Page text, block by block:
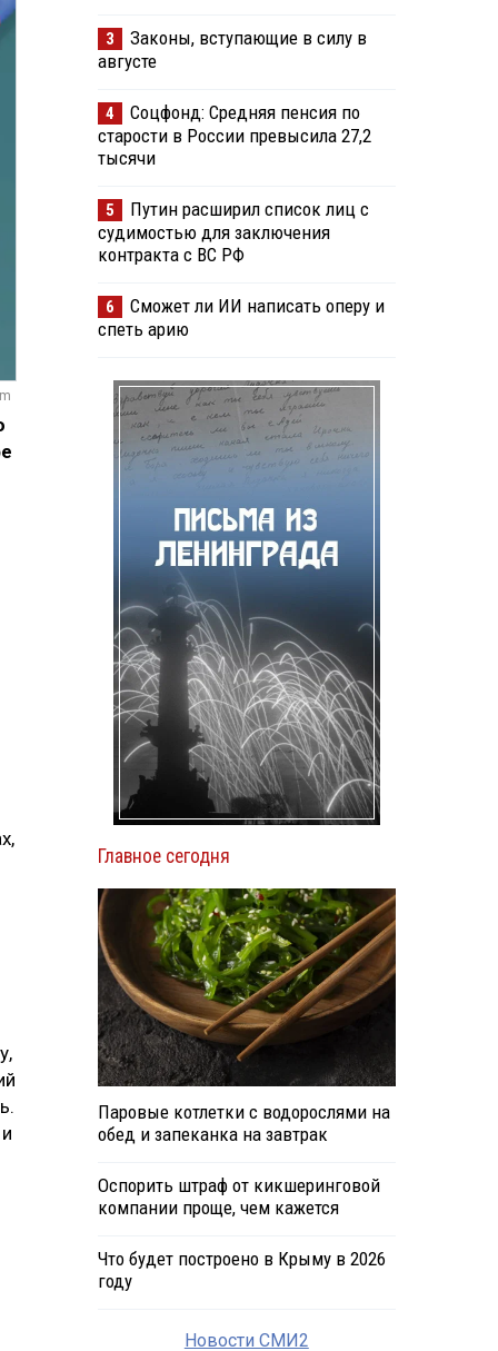
3
Законы, вступающие в силу в
августе
4
Соцфонд: Средняя пенсия по
старости в России превысила 27,2
тысячи
5
Путин расширил список лиц с
судимостью для заключения
контракта с ВС РФ
6
Сможет ли ИИ написать оперу и
спеть арию
Главное сегодня
Паровые котлетки с водорослями на
обед и запеканка на завтрак
Оспорить штраф от кикшеринговой
компании проще, чем кажется
Что будет построено в Крыму в 2026
году
Новости СМИ2